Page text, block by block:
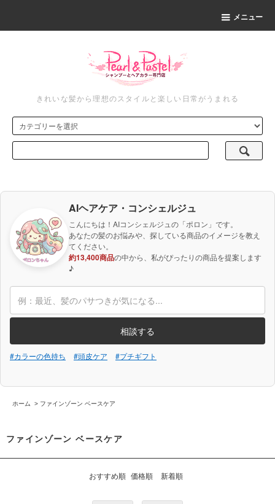
メニュー
きれいな髪から理想のスタイルと楽しい日常がうまれる
AIヘアケア・コンシェルジュ
こんにちは！AIコンシェルジュの「ポロン」です。
あなたの髪のお悩みや、探している商品のイメージを教え
てください。
約13,400商品の中から、私がぴったりの商品を提案します
♪
相談する
#カラーの色持ち #頭皮ケア #プチギフト
ホーム > ファインゾーン ベースケア
ファインゾーン ベースケア
おすすめ順 価格順 新着順